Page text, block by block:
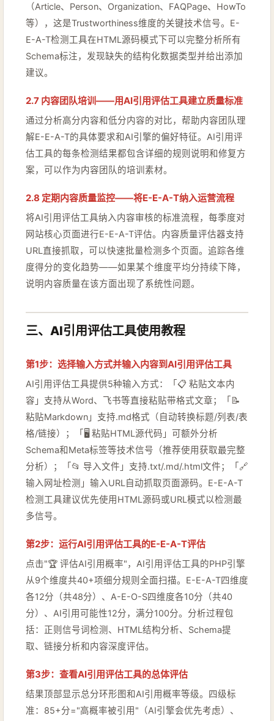
（Article、Person、Organization、FAQPage、HowTo
等），这是Trustworthiness维度的关键技术信号。E-
E-A-T检测工具在HTML源码模式下可以完整分析所有
Schema标注，发现缺失的结构化数据类型并给出添加
建议。
2.7 内容团队培训——用AI引用评估工具建立质量标准
通过分析高分内容和低分内容的对比，帮助内容团队理
解E-E-A-T的具体要求和AI引擎的偏好特征。AI引用评
估工具的每条检测结果都包含详细的规则说明和修复方
案，可以作为内容团队的培训素材。
2.8 定期内容质量监控——将E-E-A-T纳入运营流程
将AI引用评估工具纳入内容审核的标准流程，每季度对
网站核心页面进行E-E-A-T评估。内容质量评估器支持
URL直接抓取，可以快速批量检测多个页面。追踪各维
度得分的变化趋势——如果某个维度平均分持续下降，
说明内容质量在该方面出现了系统性问题。
三、AI引用评估工具使用教程
第1步：选择输入方式并输入内容到AI引用评估工具
AI引用评估工具提供5种输入方式：「📋 粘贴文本内
容」支持从Word、飞书等直接粘贴带格式文章；「📝
粘贴Markdown」支持.md格式（自动转换标题/列表/表
格/链接）；「🖥️ 粘贴HTML源代码」可额外分析
Schema和Meta标签等技术信号（推荐使用获取最完整
分析）；「📂 导入文件」支持.txt/.md/.html文件；「🔗
输入网址检测」输入URL自动抓取页面源码。E-E-A-T
检测工具建议优先使用HTML源码或URL模式以检测最
多信号。
第2步：运行AI引用评估工具的E-E-A-T评估
点击"🏆 评估AI引用概率"，AI引用评估工具的PHP引擎
从9个维度共40+项细分规则全面扫描。E-E-A-T四维度
各12分（共48分）、A-E-O-S四维度各10分（共40
分）、AI引用可能性12分，满分100分。分析过程包
括：正则信号词检测、HTML结构分析、Schema提
取、链接分析和内容深度评估。
第3步：查看AI引用评估工具的总体评估
结果顶部显示总分环形图和AI引用概率等级。四级标
准：85+分="高概率被引用"（AI引擎会优先考虑）、